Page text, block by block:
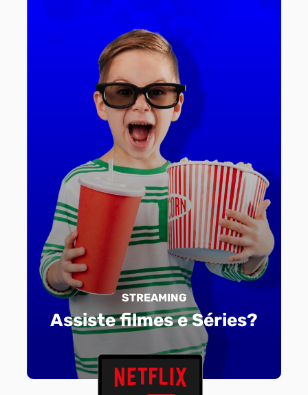
STREAMING
Assiste filmes e Séries?